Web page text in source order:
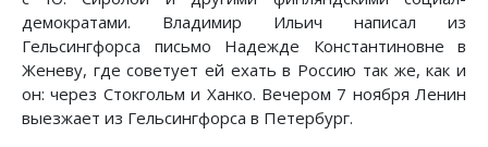
демократами. Владимир Ильич написал из
Гельсингфорса письмо Надежде Константиновне в
Женеву, где советует ей ехать в Россию так же, как и
он: через Стокгольм и Ханко. Вечером 7 ноября Ленин
выезжает из Гельсингфорса в Петербург.